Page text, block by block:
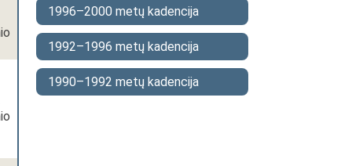
1996–2000 metų kadencija
1992–1996 metų kadencija
1990–1992 metų kadencija